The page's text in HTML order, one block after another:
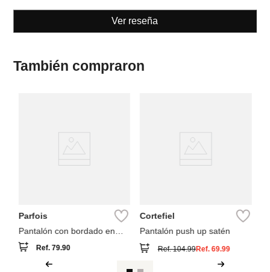
Ver reseña
También compraron
Parfois
Pantalón con bordado en
relieve
Ref.79.90
Cortefiel
Pantalón push up satén
Ref.104.99Ref. 69.99